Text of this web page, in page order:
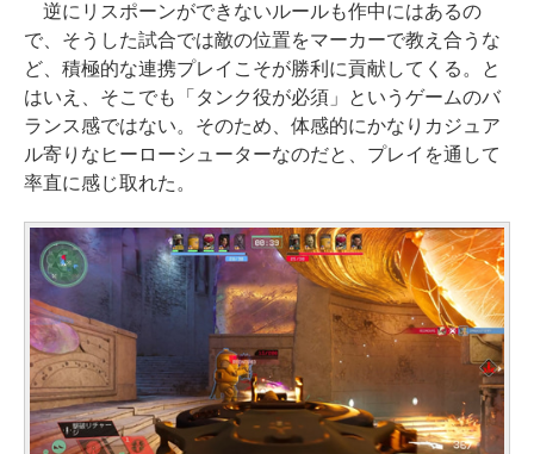
逆にリスポーンができないルールも作中にはあるの
で、そうした試合では敵の位置をマーカーで教え合うな
ど、積極的な連携プレイこそが勝利に貢献してくる。と
はいえ、そこでも「タンク役が必須」というゲームのバ
ランス感ではない。そのため、体感的にかなりカジュア
ル寄りなヒーローシューターなのだと、プレイを通して
率直に感じ取れた。